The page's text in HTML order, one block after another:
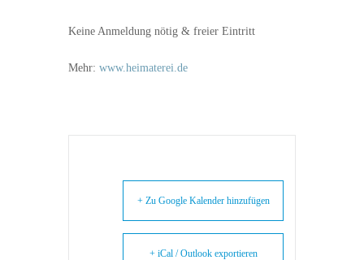
Keine Anmeldung nötig & freier Eintritt
Mehr: www.heimaterei.de
+ Zu Google Kalender hinzufügen
+ iCal / Outlook exportieren